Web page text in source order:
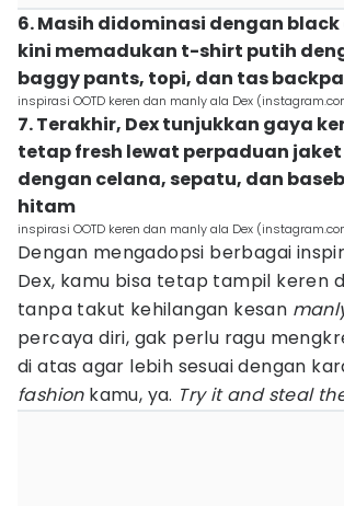
6. Masih didominasi dengan
kini memadukan t-shirt putih
baggy pants, topi, dan tas
inspirasi OOTD keren dan manly ala Dex
7. Terakhir, Dex tunjukkan gaya
tetap fresh lewat perpaduan
dengan celana, sepatu, dan
hitam
inspirasi OOTD keren dan manly ala Dex
Dengan mengadopsi berbagai
Dex, kamu bisa tetap tampil keren
tanpa takut kehilangan kesan
percaya diri, gak perlu ragu
di atas agar lebih sesuai dengan
fashionkamu, ya. Try it and steal